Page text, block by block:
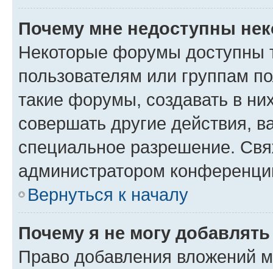
Почему мне недоступны
Некоторые форумы доступны
пользователям или группам
такие форумы, создавать в
совершать другие действия,
специальное разрешение.
администратором
Вернуться к началу
Почему я не могу
Право добавления вложений